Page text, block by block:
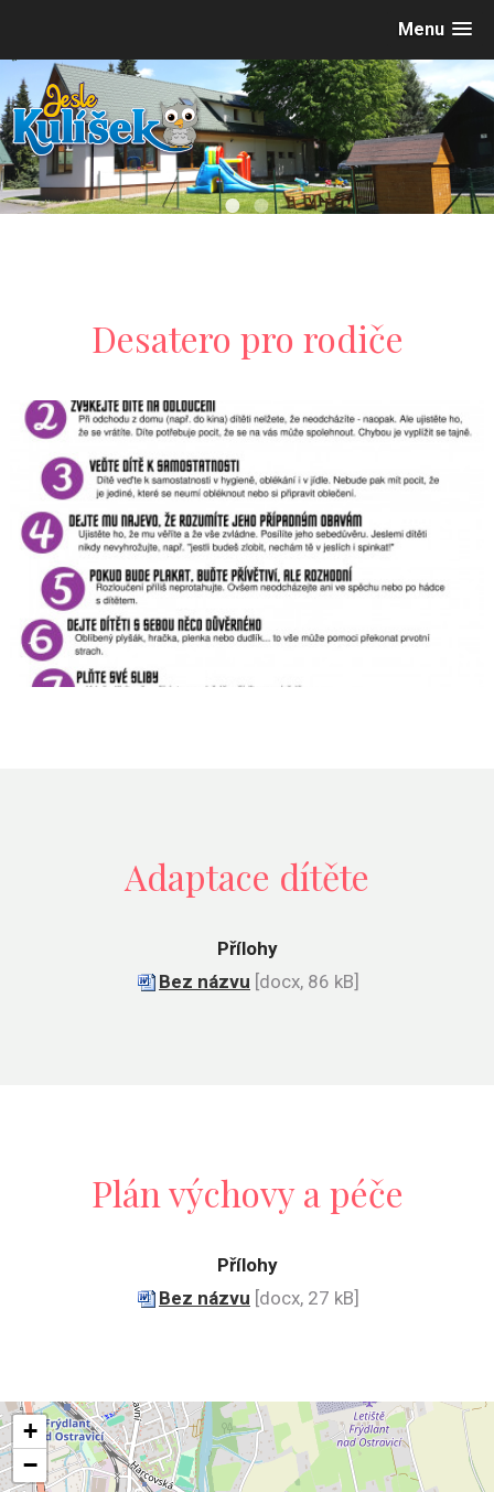
Menu
••
Desatero pro rodiče
Adaptace dítěte
Přílohy
Bez názvu [docx, 86 kB]
Plán výchovy a péče
Přílohy
Bez názvu [docx, 27 kB]
+
−